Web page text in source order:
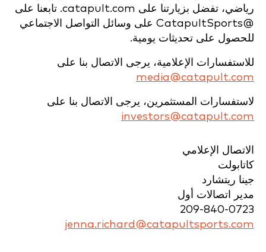
رياضي، تفضل بزيارتنا على catapult.com. تابعنا على
@CatapultSports على وسائل التواصل الاجتماعي
للحصول على تحديثات يومية.
للاستفسارات الإعلامية، يرجى الاتصال بنا على
media@catapult.com
لاستفسارات المستثمرين، يرجى الاتصال بنا على
investors@catapult.com
الاتصال الإعلامي
كاتابولت
جينا ريتشارد
مدير اتصالات أول
209-840-0723
jenna.richard@catapultsports.com